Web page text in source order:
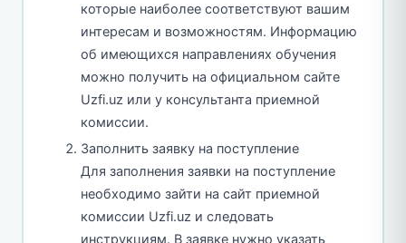
которые наиболее соответствуют вашим
интересам и возможностям. Информацию
об имеющихся направлениях обучения
можно получить на официальном сайте
Uzfi.uz или у консультанта приемной
комиссии.
Заполнить заявку на поступление
Для заполнения заявки на поступление
необходимо зайти на сайт приемной
комиссии Uzfi.uz и следовать
инструкциям. В заявке нужно указать